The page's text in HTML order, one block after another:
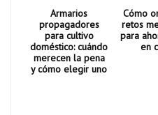
Armarios
propagadores
para cultivo
doméstico: cuándo
merecen la pena
y cómo elegir uno
Cómo
retos
para
en